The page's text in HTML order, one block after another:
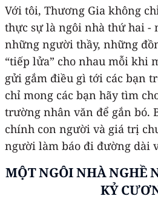
Với tôi, Thương Gia không
thực sự là ngôi nhà thứ hai -
những người thầy, những
“tiếp lửa” cho nhau mỗi khi
gửi gắm điều gì tới các bạn
chỉ mong các bạn hãy tìm
trường nhân văn để gắn bó.
chính con người và giá trị
người làm báo đi đường dài
MỘT NGÔI NHÀ NGHỀ
KỶ